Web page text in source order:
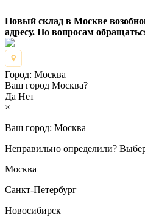
Новый склад в Москве
адресу. По вопросам
Город: Москва
Ваш город Москва?
Да Нет
×
Ваш город: Москва
Неправильно определили?
Москва
Санкт-Петербург
Новосибирск